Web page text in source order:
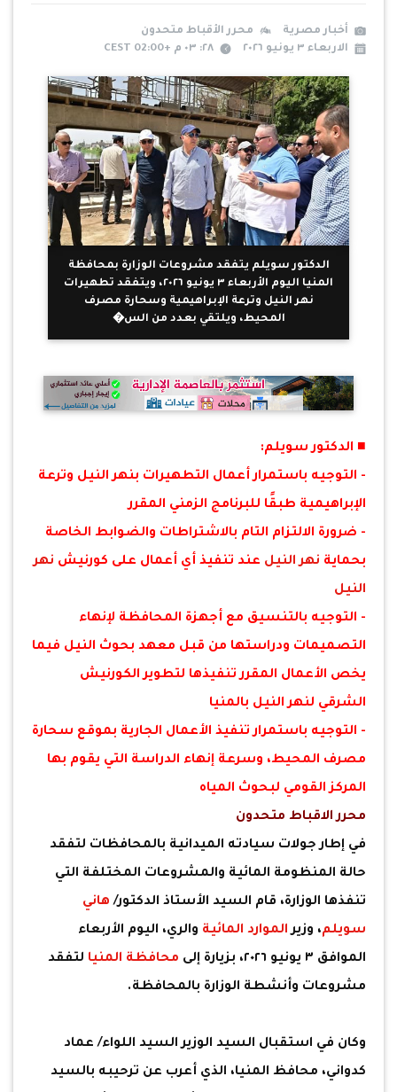
أخبار مصرية
محرر الأقباط متحدون
الاربعاء ٣ يونيو ٢٠٢٦
٢٨: ٠٣ م +02:00 CEST
الدكتور سويلم يتفقد مشروعات الوزارة بمحافظة
المنيا اليوم الأربعاء ٣ يونيو ٢٠٢٦، ويتفقد تطهيرات
نهر النيل وترعة الإبراهيمية وسحارة مصرف
المحيط، ويلتقي بعدد من الس�
■ الدكتور سويلم:
- التوجيه باستمرار أعمال التطهيرات بنهر النيل وترعة
الإبراهيمية طبقًا للبرنامج الزمني المقرر
- ضرورة الالتزام التام بالاشتراطات والضوابط الخاصة
بحماية نهر النيل عند تنفيذ أي أعمال على كورنيش نهر
النيل
- التوجيه بالتنسيق مع أجهزة المحافظة لإنهاء
التصميمات ودراستها من قبل معهد بحوث النيل فيما
يخص الأعمال المقرر تنفيذها لتطوير الكورنيش
الشرقي لنهر النيل بالمنيا
- التوجيه باستمرار تنفيذ الأعمال الجارية بموقع سحارة
مصرف المحيط، وسرعة إنهاء الدراسة التي يقوم بها
المركز القومي لبحوث المياه
محرر الاقباط متحدون
في إطار جولات سيادته الميدانية بالمحافظات لتفقد
حالة المنظومة المائية والمشروعات المختلفة التي
تنفذها الوزارة، قام السيد الأستاذ الدكتور/هاني
سويلم، وزيرالموارد المائية والري، اليوم الأربعاء
الموافق ٣ يونيو ٢٠٢٦، بزيارة إلى
محافظة المنيا لتفقد
مشروعات وأنشطة الوزارة بالمحافظة.
وكان في استقبال السيد الوزير السيد اللواء/ عماد
كدواني، محافظ المنيا، الذي أعرب عن ترحيبه بالسيد